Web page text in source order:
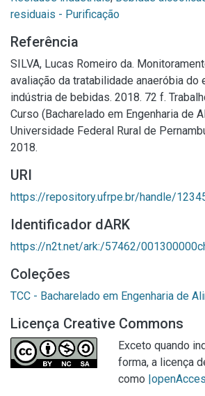
residuais - Purificação
Referência
SILVA, Lucas Romeiro da.
avaliação da tratabilidade anaeróbia do
indústria de bebidas. 2018. 72 f.
Curso (Bacharelado em Engenharia de
Universidade Federal Rural de
2018.
URI
https://repository.ufrpe.br/handle/
Identificador dARK
https://n2t.net/ark:/57462/
Coleções
TCC - Bacharelado em Engenharia de
Licença Creative Commons
Exceto quando
forma, a licença
como